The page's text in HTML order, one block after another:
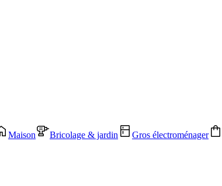
Maison Bricolage & jardin Gros électroménager